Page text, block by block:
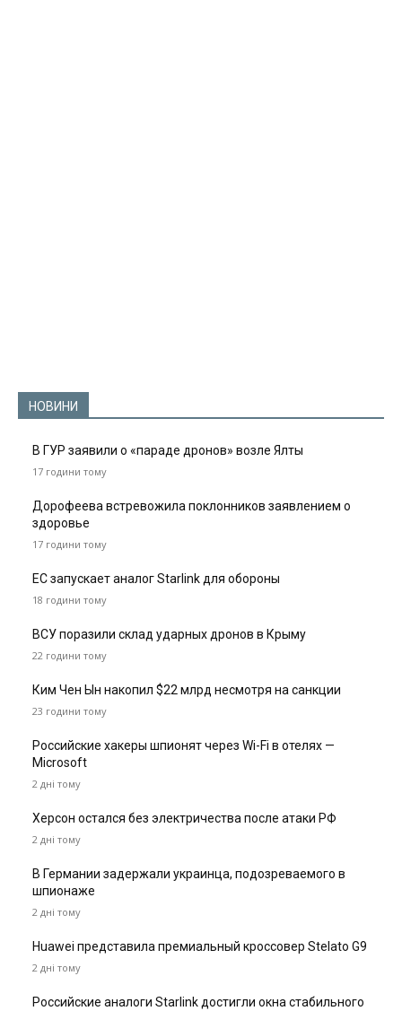
НОВИНИ
В ГУР заявили о «параде дронов» возле Ялты
17 години тому
Дорофеева встревожила поклонников заявлением о
здоровье
17 години тому
ЕС запускает аналог Starlink для обороны
18 години тому
ВСУ поразили склад ударных дронов в Крыму
22 години тому
Ким Чен Ын накопил $22 млрд несмотря на санкции
23 години тому
Российские хакеры шпионят через Wi-Fi в отелях —
Microsoft
2 дні тому
Херсон остался без электричества после атаки РФ
2 дні тому
В Германии задержали украинца, подозреваемого в
шпионаже
2 дні тому
Huawei представила премиальный кроссовер Stelato G9
2 дні тому
Российские аналоги Starlink достигли окна стабильного